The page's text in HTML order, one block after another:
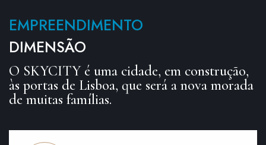
EMPREENDIMENTO
DIMENSÃO
O SKYCITY é uma cidade, em construção,
às portas de Lisboa, que será a nova morada
de muitas famílias.